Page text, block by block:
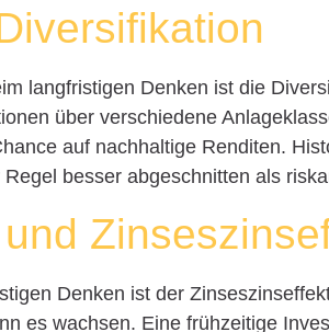
langfristigen Denken ist die
über verschiedene
auf nachhaltige Renditen.
besser abgeschnitten als
Denken ist der
es wachsen. Eine frühzeitige